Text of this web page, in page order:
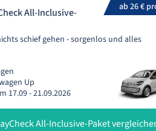
ab 26 €
All-Inclusive-
schief gehen - sorgenlos und alles
Up
17.09 - 21.09.2026
All-Inclusive-Paket